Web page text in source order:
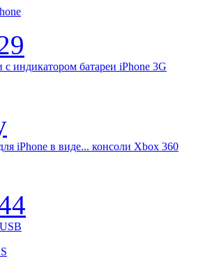
индикатором батареи iPhone 3G
iPhone в виде... консоли Xbox 360